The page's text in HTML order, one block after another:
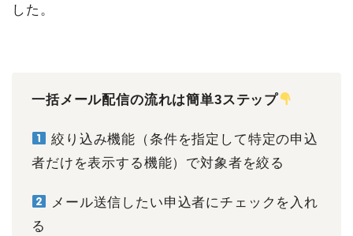
した。
一括メール配信の流れは簡単3ステップ
絞り込み機能（条件を指定して特定の申込
者だけを表示する機能）で対象者を絞る
メール送信したい申込者にチェックを入れ
る